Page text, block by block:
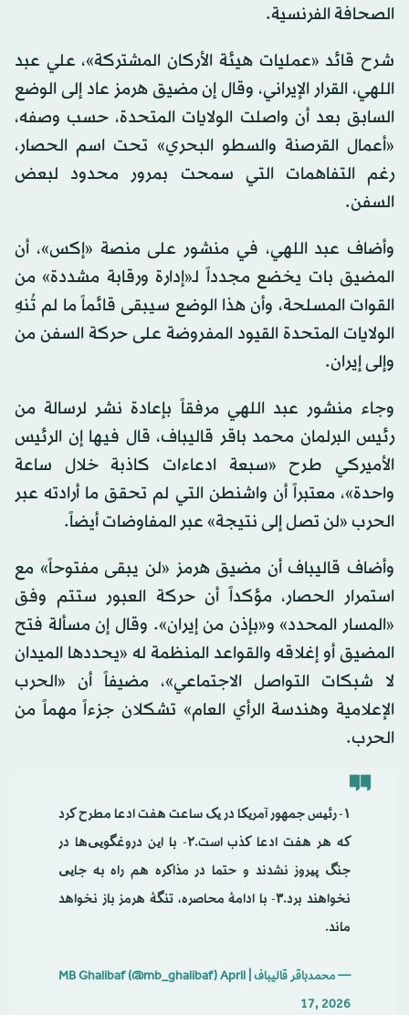
الصحافة الفرنسية.
شرح قائد «عمليات هيئة الأركان المشتركة»، علي عبد
اللهي، القرار الإيراني، وقال إن مضيق هرمز عاد إلى الوضع
السابق بعد أن واصلت الولايات المتحدة، حسب وصفه،
«أعمال القرصنة والسطو البحري» تحت اسم الحصار،
رغم التفاهمات التي سمحت بمرور محدود لبعض
السفن.
وأضاف عبد اللهي، في منشور على منصة «إكس»، أن
المضيق بات يخضع مجدداً لـ«إدارة ورقابة مشددة» من
القوات المسلحة، وأن هذا الوضع سيبقى قائماً ما لم تُنهِ
الولايات المتحدة القيود المفروضة على حركة السفن من
وإلى إيران.
وجاء منشور عبد اللهي مرفقاً بإعادة نشر لرسالة من
رئيس البرلمان محمد باقر قاليباف، قال فيها إن الرئيس
الأميركي طرح «سبعة ادعاءات كاذبة خلال ساعة
واحدة»، معتبراً أن واشنطن التي لم تحقق ما أرادته عبر
الحرب «لن تصل إلى نتيجة» عبر المفاوضات أيضاً.
وأضاف قاليباف أن مضيق هرمز «لن يبقى مفتوحاً» مع
استمرار الحصار، مؤكداً أن حركة العبور ستتم وفق
«المسار المحدد» و«بإذن من إيران». وقال إن مسألة فتح
المضيق أو إغلاقه والقواعد المنظمة له «يحددها الميدان
لا شبكات التواصل الاجتماعي»، مضيفاً أن «الحرب
الإعلامية وهندسة الرأي العام» تشكلان جزءاً مهماً من
الحرب.
۱- رئیس جمهور آمریکا در یک ساعت هفت ادعا مطرح کرد
که هر هفت ادعا کذب است.۲- با این دروغگویی‌ها در
جنگ پیروز نشدند و حتما در مذاکره هم راه به جایی
نخواهند برد.۳- با ادامهٔ محاصره، تنگهٔ هرمز باز نخواهد
ماند.
— محمدباقر قالیباف | MB Ghalibaf (@mb_ghalibaf) April
17, 2026